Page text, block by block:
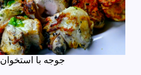
جوجه با استخوان